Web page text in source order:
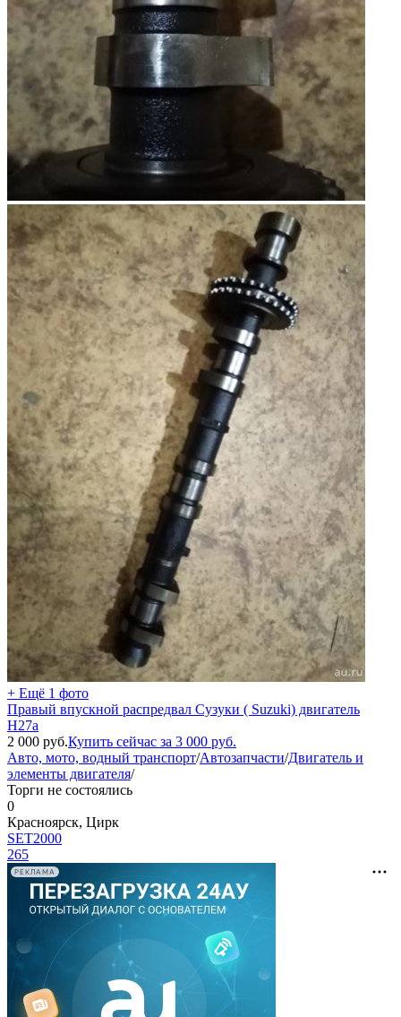
+ Ещё 1 фото
Правый впускной распредвал Сузуки ( Suzuki) двигатель
H27a
2 000 руб.Купить сейчас за 3 000 руб.
Авто, мото, водный транспорт/Автозапчасти/Двигатель и
элементы двигателя/
Торги не состоялись
0
Красноярск, Цирк
SET2000
265
РЕКЛАМА